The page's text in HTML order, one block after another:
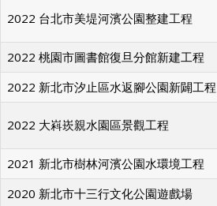
2022 桃園市圖書館復旦分館新建工程
2022 新北市汐止區水返腳公園新闢工程
2021 新北市樹林河濱公園水環境工程